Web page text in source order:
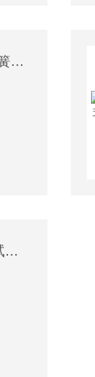
2000N弹簧拉力试验机 弹簧负荷拉压力测试台
SGTH带打印弹簧拉压力试验机多功能扭转实验设备